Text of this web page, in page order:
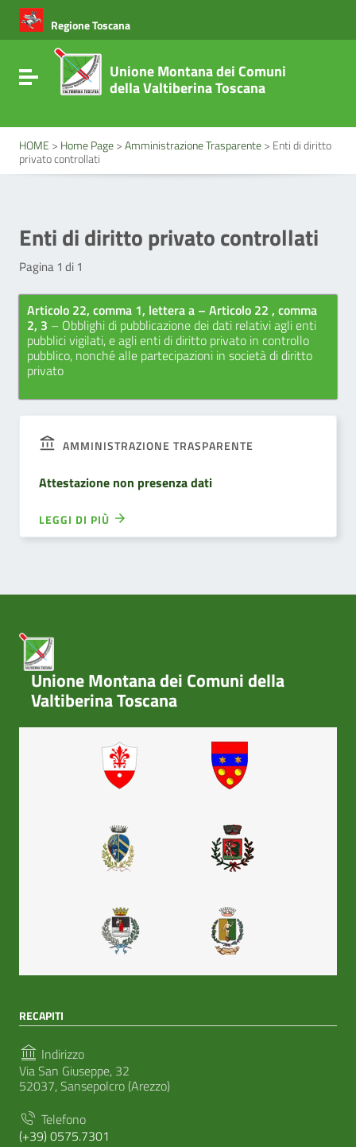
Vai ai contenuti
Vai al menu di navigazione
Vai al footer
Regione Toscana
Attiva / disattiva la navigazione
Unione Montana dei Comuni
della Valtiberina Toscana
HOME > Home Page>Amministrazione Trasparente> Enti di diritto
privato controllati
Enti di diritto privato controllati
Pagina 1 di 1
Articolo 22, comma 1, lettera a – Articolo 22 , comma
2, 3 – Obblighi di pubblicazione dei dati relativi agli enti
pubblici vigilati, e agli enti di diritto privato in controllo
pubblico, nonché alle partecipazioni in società di diritto
privato
AMMINISTRAZIONE TRASPARENTE
Attestazione non presenza dati
LEGGI DI PIÙ
Unione Montana dei Comuni della
Valtiberina Toscana
RECAPITI
Indirizzo
Via San Giuseppe, 32
52037, Sansepolcro (Arezzo)
Telefono
(+39) 0575.7301